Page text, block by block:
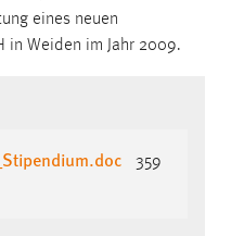
eines neuen
in Weiden im Jahr 2009.
359
frame-style-